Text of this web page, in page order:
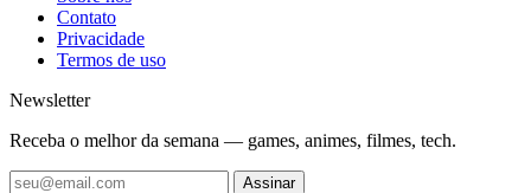
Contato
Privacidade
Termos de uso
Newsletter
Receba o melhor da semana — games, animes, filmes, tech.
Assinar